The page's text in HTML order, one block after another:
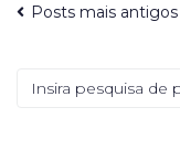
Posts mais antigos